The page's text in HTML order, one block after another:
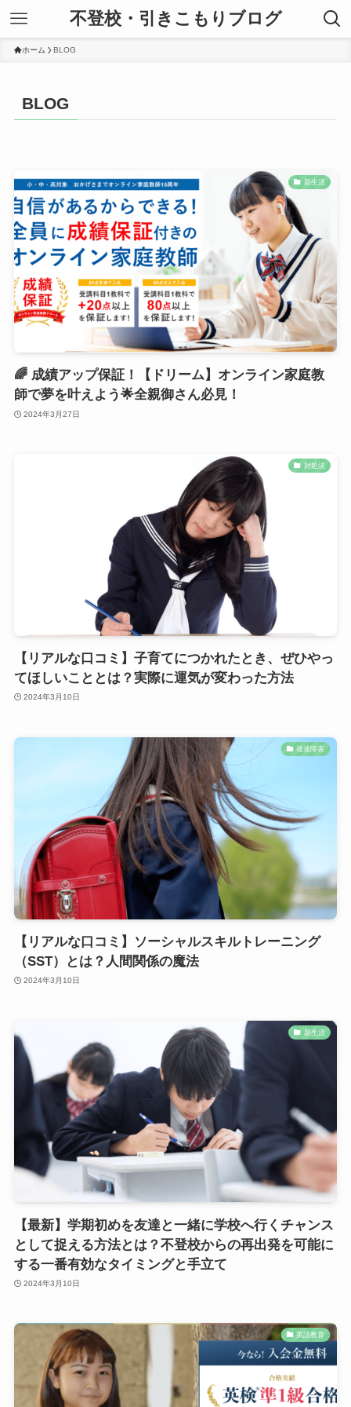
不登校・引きこもりブログ
ホーム BLOG
BLOG
新生活
🌈 成績アップ保証！【ドリーム】オンライン家庭教
師で夢を叶えよう🌟全親御さん必見！
2024年3月27日
対処法
【リアルな口コミ】子育てにつかれたとき、ぜひやっ
てほしいこととは？実際に運気が変わった方法
2024年3月10日
発達障害
【リアルな口コミ】ソーシャルスキルトレーニング
（SST）とは？人間関係の魔法
2024年3月10日
新生活
【最新】学期初めを友達と一緒に学校へ行くチャンス
として捉える方法とは？不登校からの再出発を可能に
する一番有効なタイミングと手立て
2024年3月10日
英語教育